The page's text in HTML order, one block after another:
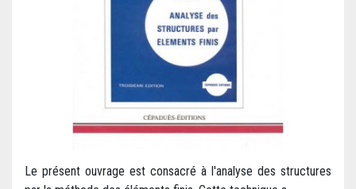
Le présent ouvrage est consacré à l'analyse des structures